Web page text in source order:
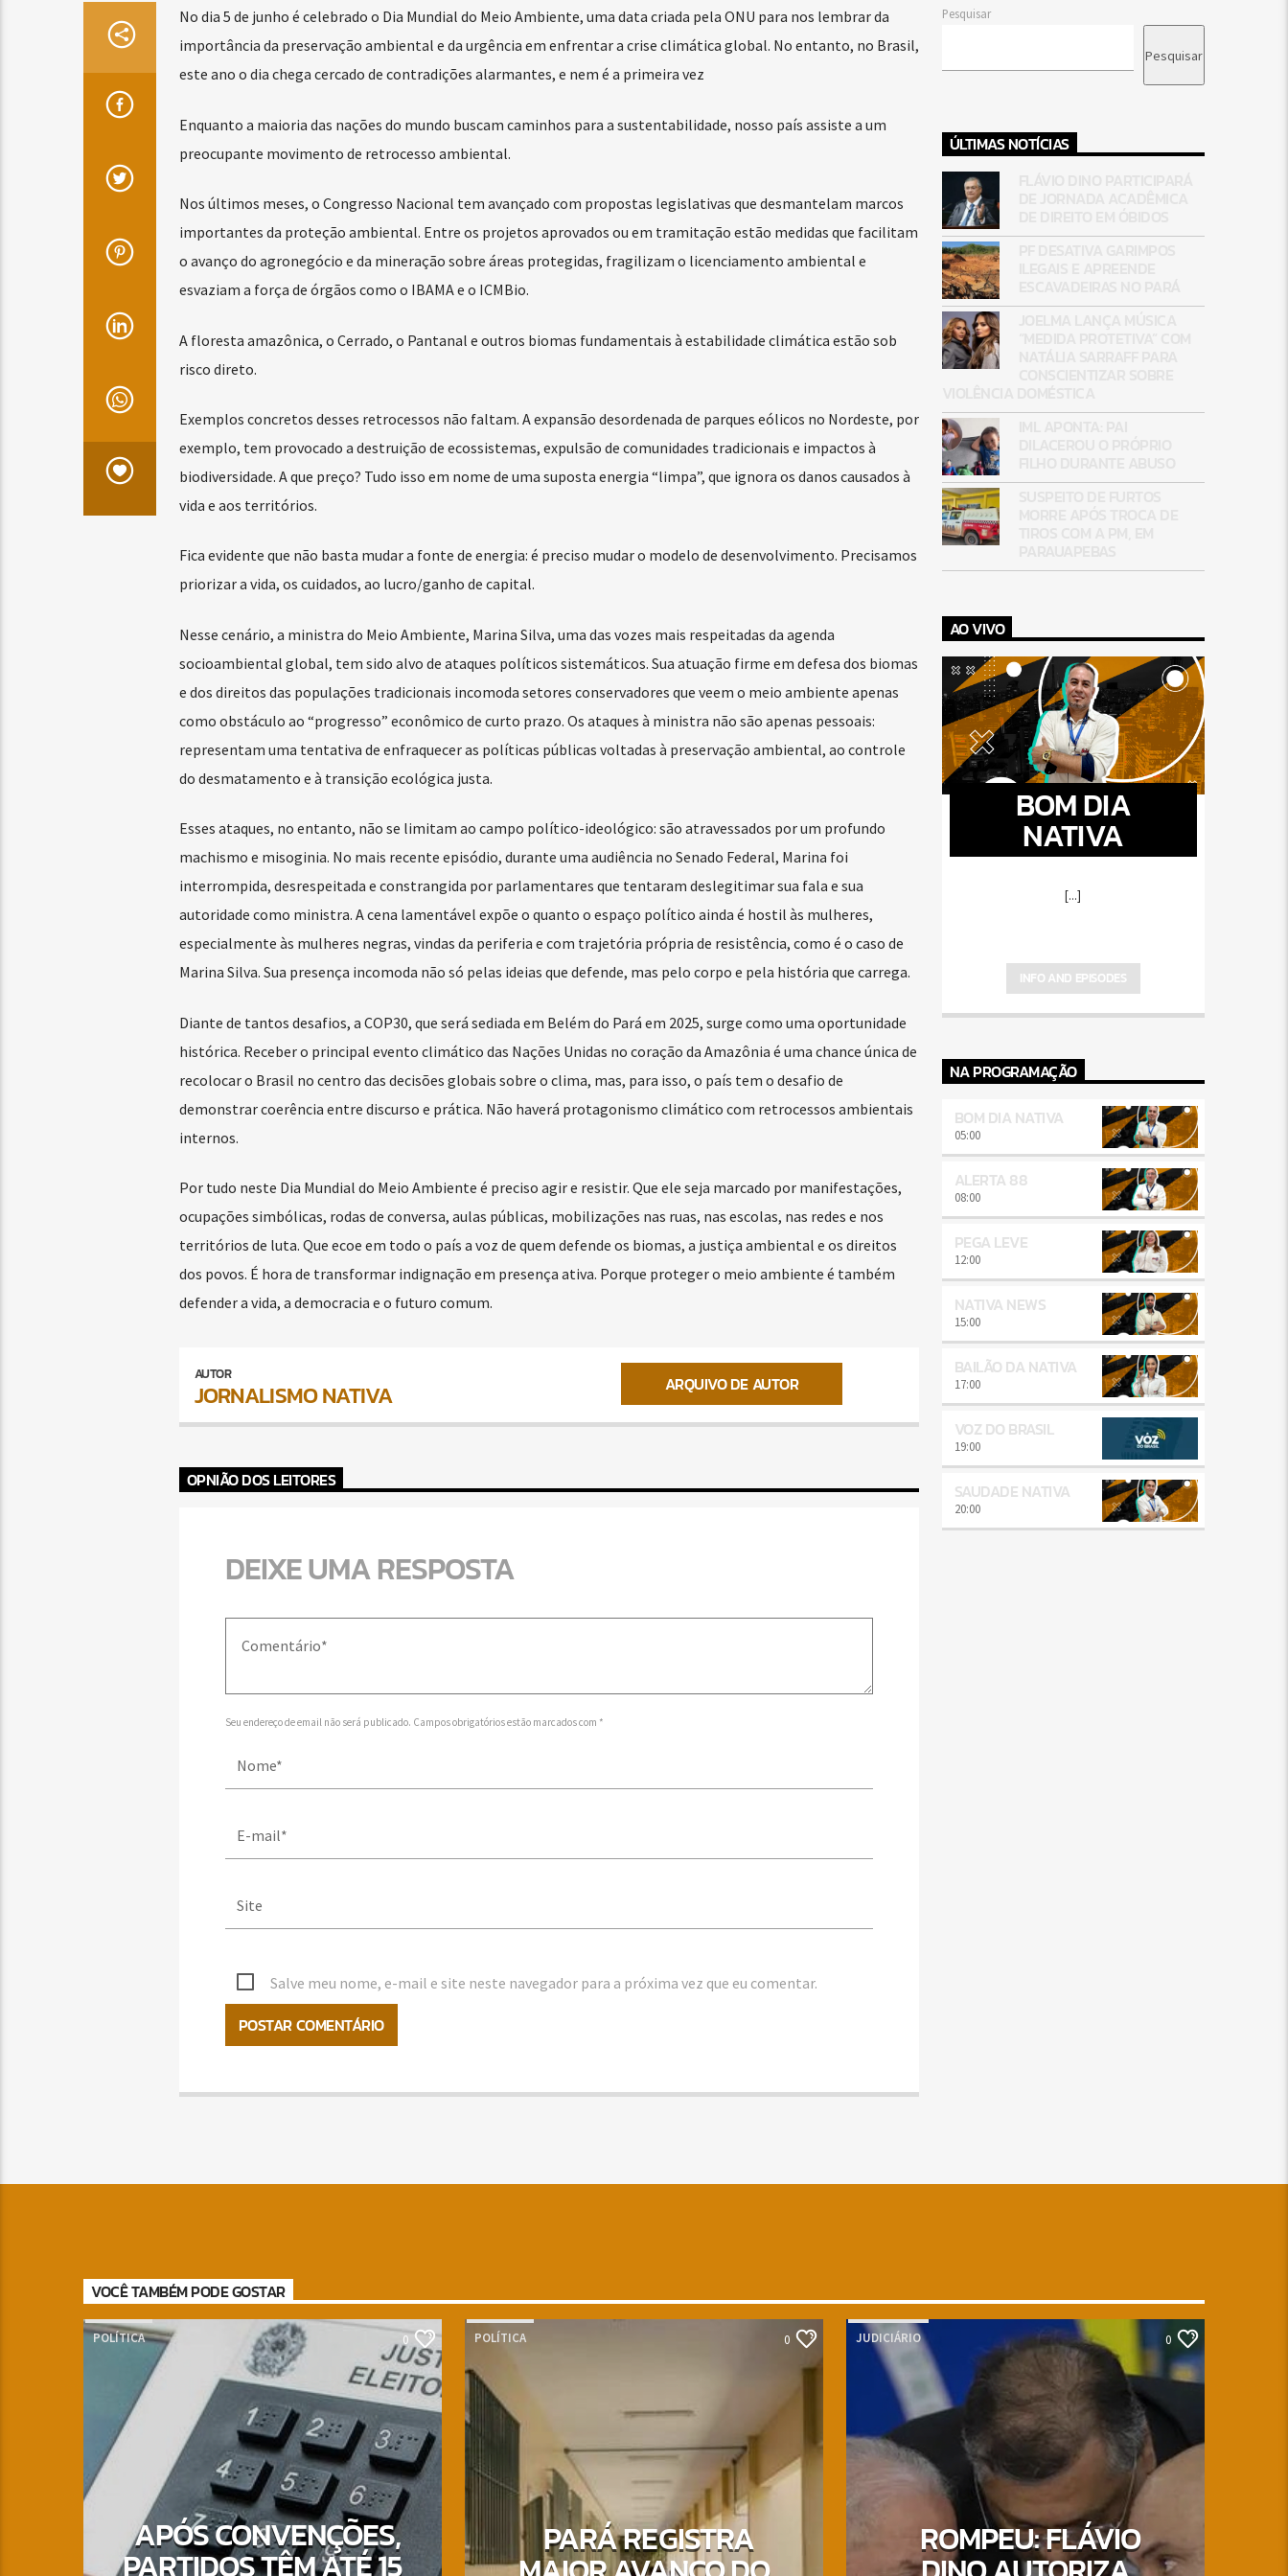
No dia 5 de junho é celebrado o Dia Mundial do Meio Ambiente, uma data criada pela ONU para nos lembrar da
importância da preservação ambiental e da urgência em enfrentar a crise climática global. No entanto, no Brasil,
este ano o dia chega cercado de contradições alarmantes, e nem é a primeira vez
Enquanto a maioria das nações do mundo buscam caminhos para a sustentabilidade, nosso país assiste a um
preocupante movimento de retrocesso ambiental.
Nos últimos meses, o Congresso Nacional tem avançado com propostas legislativas que desmantelam marcos
importantes da proteção ambiental. Entre os projetos aprovados ou em tramitação estão medidas que facilitam
o avanço do agronegócio e da mineração sobre áreas protegidas, fragilizam o licenciamento ambiental e
esvaziam a força de órgãos como o IBAMA e o ICMBio.
A floresta amazônica, o Cerrado, o Pantanal e outros biomas fundamentais à estabilidade climática estão sob
risco direto.
Exemplos concretos desses retrocessos não faltam. A expansão desordenada de parques eólicos no Nordeste, por
exemplo, tem provocado a destruição de ecossistemas, expulsão de comunidades tradicionais e impactos à
biodiversidade. A que preço? Tudo isso em nome de uma suposta energia “limpa”, que ignora os danos causados à
vida e aos territórios.
Fica evidente que não basta mudar a fonte de energia: é preciso mudar o modelo de desenvolvimento. Precisamos
priorizar a vida, os cuidados, ao lucro/ganho de capital.
Nesse cenário, a ministra do Meio Ambiente, Marina Silva, uma das vozes mais respeitadas da agenda
socioambiental global, tem sido alvo de ataques políticos sistemáticos. Sua atuação firme em defesa dos biomas
e dos direitos das populações tradicionais incomoda setores conservadores que veem o meio ambiente apenas
como obstáculo ao “progresso” econômico de curto prazo. Os ataques à ministra não são apenas pessoais:
representam uma tentativa de enfraquecer as políticas públicas voltadas à preservação ambiental, ao controle
do desmatamento e à transição ecológica justa.
Esses ataques, no entanto, não se limitam ao campo político-ideológico: são atravessados por um profundo
machismo e misoginia. No mais recente episódio, durante uma audiência no Senado Federal, Marina foi
interrompida, desrespeitada e constrangida por parlamentares que tentaram deslegitimar sua fala e sua
autoridade como ministra. A cena lamentável expõe o quanto o espaço político ainda é hostil às mulheres,
especialmente às mulheres negras, vindas da periferia e com trajetória própria de resistência, como é o caso de
Marina Silva. Sua presença incomoda não só pelas ideias que defende, mas pelo corpo e pela história que carrega.
Diante de tantos desafios, a COP30, que será sediada em Belém do Pará em 2025, surge como uma oportunidade
histórica. Receber o principal evento climático das Nações Unidas no coração da Amazônia é uma chance única de
recolocar o Brasil no centro das decisões globais sobre o clima, mas, para isso, o país tem o desafio de
demonstrar coerência entre discurso e prática. Não haverá protagonismo climático com retrocessos ambientais
internos.
Por tudo neste Dia Mundial do Meio Ambiente é preciso agir e resistir. Que ele seja marcado por manifestações,
ocupações simbólicas, rodas de conversa, aulas públicas, mobilizações nas ruas, nas escolas, nas redes e nos
territórios de luta. Que ecoe em todo o país a voz de quem defende os biomas, a justiça ambiental e os direitos
dos povos. É hora de transformar indignação em presença ativa. Porque proteger o meio ambiente é também
defender a vida, a democracia e o futuro comum.
AUTOR
JORNALISMO NATIVA ARQUIVO DE AUTOR
OPNIÃO DOS LEITORES
DEIXE UMA RESPOSTA
Seu endereço de email não será publicado. Campos obrigatórios estão marcados com *
Salve meu nome, e-mail e site neste navegador para a próxima vez que eu comentar.
Pesquisar
Pesquisar
ÚLTIMAS NOTÍCIAS
AO VIVO
BOM DIA
NATIVA
[...]
INFO AND EPISODES
NA PROGRAMAÇÃO
BOM DIA NATIVA
05:00
ALERTA 88
08:00
PEGA LEVE
12:00
NATIVA NEWS
15:00
BAILÃO DA NATIVA
17:00
VOZ DO BRASIL
19:00
SAUDADE NATIVA
20:00
VOCÊ TAMBÉM PODE GOSTAR
POLÍTICA 0
APÓS CONVENÇÕES,
PARTIDOS TÊM ATÉ 15
POLÍTICA 0
PARÁ REGISTRA
JUDICIÁRIO 0
ROMPEU: FLÁVIO